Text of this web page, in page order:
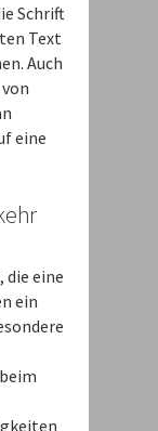
Schrift
Text
Auch
eine
eine
ein